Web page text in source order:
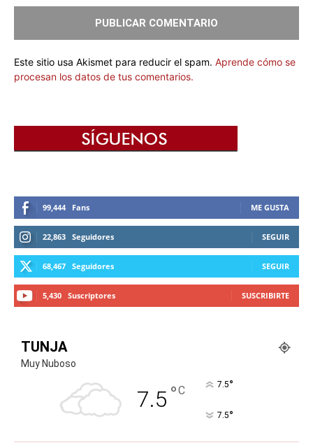
Este sitio usa Akismet para reducir el spam. Aprende cómo se
procesan los datos de tus comentarios.
99,444 Fans ME GUSTA
22,863 Seguidores SEGUIR
68,467 Seguidores SEGUIR
5,430 Suscriptores SUSCRIBIRTE
TUNJA
Muy Nuboso
7.5 °C 7.5°
7.5°